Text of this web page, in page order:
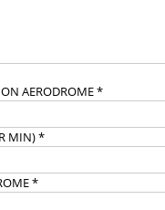
AERODROME *
MIN) *
*